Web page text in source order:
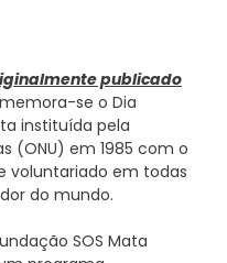
publicado
se o Dia
instituída pela
(ONU) em 1985 com o
voluntariado em todas
do mundo.
SOS Mata